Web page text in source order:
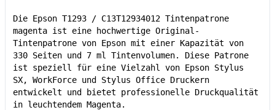
Die Epson T1293 / C13T12934012 Tintenpatrone
magenta ist eine hochwertige Original-
Tintenpatrone von Epson mit einer Kapazität von
330 Seiten und 7 ml Tintenvolumen. Diese Patrone
ist speziell für eine Vielzahl von Epson Stylus
SX, WorkForce und Stylus Office Druckern
entwickelt und bietet professionelle Druckqualität
in leuchtendem Magenta.